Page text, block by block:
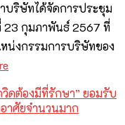
าบริษัทได้จัดการประชุม
กุมภาพันธ์ 2567 ที่
น่งกรรมการบริษัทของ